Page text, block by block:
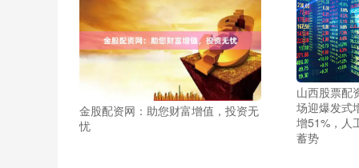
金股配资网：助您财富增值，投资无
忧
山西股票配
场迎爆发式
增51%，人
蓄势